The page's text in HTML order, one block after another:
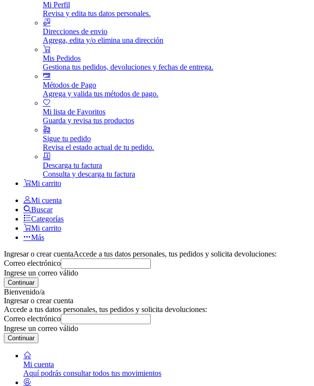
Mi Perfil
Revisa y edita tus datos personales.
Direcciones de envio
Agrega, edita y/o elimina una dirección
Mis Pedidos
Gestiona tus pedidos, devoluciones y fechas de entrega.
Métodos de Pago
Agrega y valida tus métodos de pago.
Mi lista de Favoritos
Guarda y revisa tus productos
Sigue tu pedido
Revisa el estado actual de tu pedido.
Descarga tu factura
Consulta y descarga tu factura
Mi carrito
Mi cuenta
Buscar
Categorías
Mi carrito
Más
Ingresar o crear cuentaAccede a tus datos personales, tus pedidos y solicita devoluciones:
Correo electrónico
Ingrese un correo válido
Continuar
Bienvenido/a
Ingresar o crear cuenta
Accede a tus datos personales, tus pedidos y solicita devoluciones:
Correo electrónico
Ingrese un correo válido
Continuar
Mi cuenta
Aquí podrás consultar todos tus movimientos